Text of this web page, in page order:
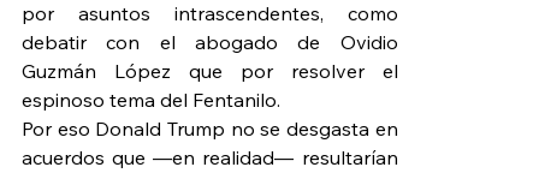
por asuntos intrascendentes, como
debatir con el abogado de Ovidio
Guzmán López que por resolver el
espinoso tema del Fentanilo.
Por eso Donald Trump no se desgasta en
acuerdos que —en realidad— resultarían